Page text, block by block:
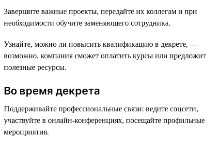
Завершите важные проекты, передайте их коллегам и при
необходимости обучите заменяющего сотрудника.
Узнайте, можно ли повысить квалификацию в декрете, —
возможно, компания сможет оплатить курсы или предложит
полезные ресурсы.
Во время декрета
Поддерживайте профессиональные связи: ведите соцсети,
участвуйте в онлайн-конференциях, посещайте профильные
мероприятия.